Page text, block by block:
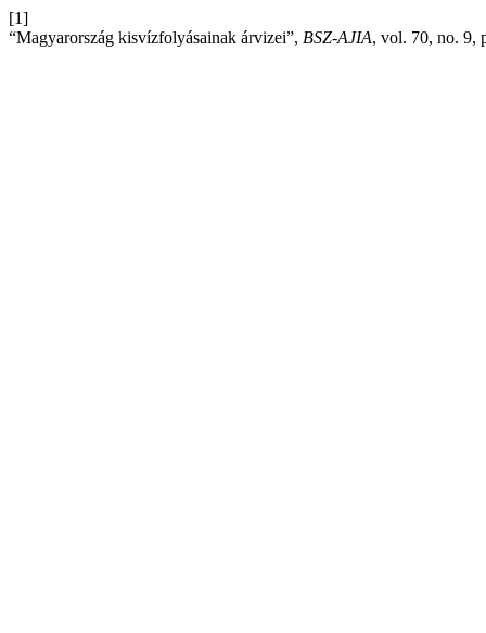
[1]
“Magyarország kisvízfolyásainak árvizei”, BSZ-AJIA, vol. 70, no. 9,